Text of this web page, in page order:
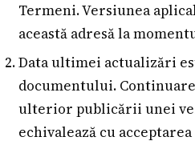
Termeni. Versiunea
această adresă la
Data ultimei actualizări
documentului.
ulterior publicării unei
echivalează cu